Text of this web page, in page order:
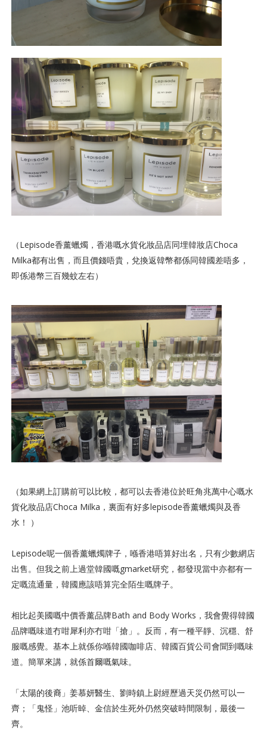
（Lepisode香薰蠟燭，香港嘅水貨化妝品店同埋韓妝店Choca
Milka都有出售，而且價錢唔貴，兌換返韓幣都係同韓國差唔多，
即係港幣三百幾蚊左右）
（如果網上訂購前可以比較，都可以去香港位於旺角兆萬中心嘅水
貨化妝品店Choca Milka，裏面有好多lepisode香薰蠟燭與及香
水！ ）
Lepisode呢一個香薰蠟燭牌子，喺香港唔算好出名，只有少數網店
出售。但我之前上過堂韓國嘅gmarket研究，都發現當中亦都有一
定嘅流通量，韓國應該唔算完全陌生嘅牌子。
相比起美國嘅中價香薰品牌Bath and Body Works，我會覺得韓國
品牌嘅味道冇咁犀利亦冇咁「搶」。反而，有一種平靜、沉穩、舒
服嘅感覺。基本上就係你喺韓國咖啡店、韓國百貨公司會聞到嘅味
道。簡單來講，就係首爾嘅氣味。
「太陽的後裔」姜慕妍醫生、劉時鎮上尉經歷過天災仍然可以一
齊；「鬼怪」 池听晫、金信於生死外仍然突破時間限制，最後一
齊。